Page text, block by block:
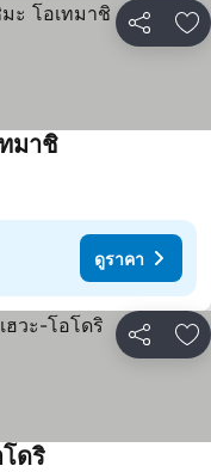
แชร์ เ
มาชิ
ดูราคา
แชร์ เ
ดริ